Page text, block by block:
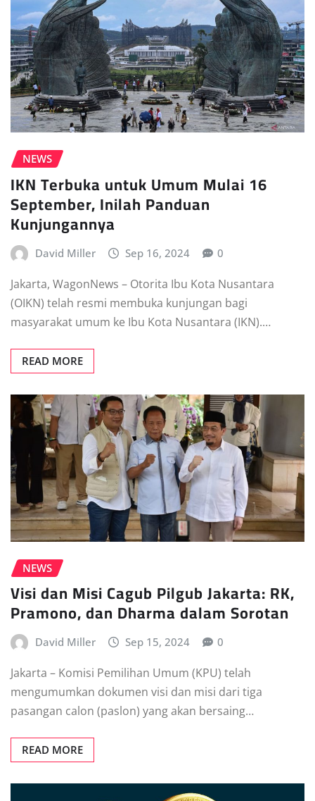
NEWS
IKN Terbuka untuk Umum Mulai 16
September, Inilah Panduan
Kunjungannya
David Miller Sep 16, 2024 0
Jakarta, WagonNews – Otorita Ibu Kota Nusantara
(OIKN) telah resmi membuka kunjungan bagi
masyarakat umum ke Ibu Kota Nusantara (IKN).…
READ MORE
NEWS
Visi dan Misi Cagub Pilgub Jakarta: RK,
Pramono, dan Dharma dalam Sorotan
David Miller Sep 15, 2024 0
Jakarta – Komisi Pemilihan Umum (KPU) telah
mengumumkan dokumen visi dan misi dari tiga
pasangan calon (paslon) yang akan bersaing…
READ MORE